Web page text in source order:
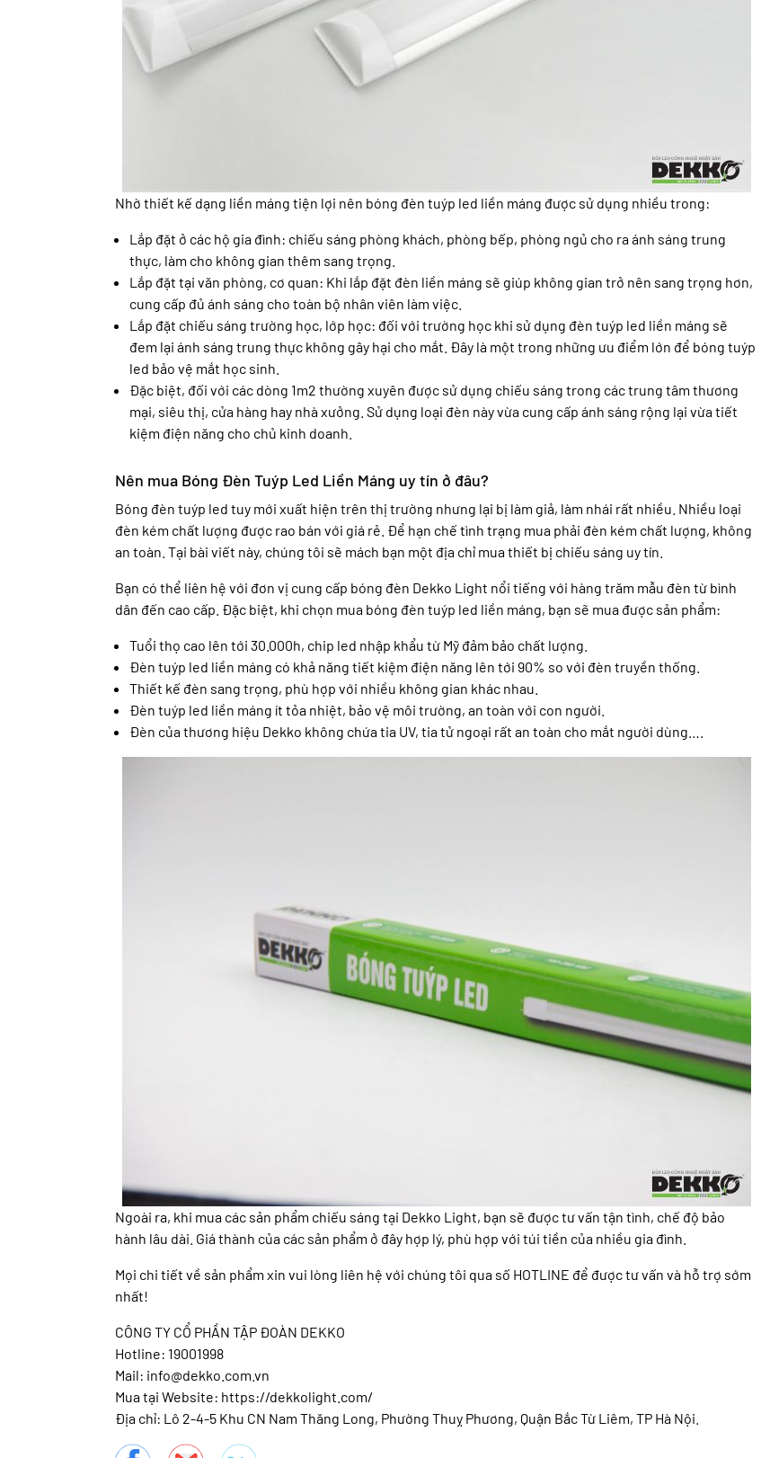
Nhờ thiết kế dạng liền máng tiện lợi nên bóng đèn tuýp led liền máng được sử dụng nhiều trong:
Lắp đặt ở các hộ gia đình: chiếu sáng phòng khách, phòng bếp, phòng ngủ cho ra ánh sáng trung
thực, làm cho không gian thêm sang trọng.
Lắp đặt tại văn phòng, cơ quan: Khi lắp đặt đèn liền máng sẽ giúp không gian trở nên sang trọng hơn,
cung cấp đủ ánh sáng cho toàn bộ nhân viên làm việc.
Lắp đặt chiếu sáng trường học, lớp học: đối với trường học khi sử dụng đèn tuýp led liền máng sẽ
đem lại ánh sáng trung thực không gây hại cho mắt. Đây là một trong những ưu điểm lớn để bóng tuýp
led bảo vệ mắt học sinh.
Đặc biệt, đối với các dòng 1m2 thường xuyên được sử dụng chiếu sáng trong các trung tâm thương
mại, siêu thị, cửa hàng hay nhà xưởng. Sử dụng loại đèn này vừa cung cấp ánh sáng rộng lại vừa tiết
kiệm điện năng cho chủ kinh doanh.
Nên mua Bóng Đèn Tuýp Led Liền Máng uy tín ở đâu?
Bóng đèn tuýp led tuy mới xuất hiện trên thị trường nhưng lại bị làm giả, làm nhái rất nhiều. Nhiều loại
đèn kém chất lượng được rao bán với giá rẻ. Để hạn chế tình trạng mua phải đèn kém chất lượng, không
an toàn. Tại bài viết này, chúng tôi sẽ mách bạn một địa chỉ mua thiết bị chiếu sáng uy tín.
Bạn có thể liên hệ với đơn vị cung cấp bóng đèn Dekko Light nổi tiếng với hàng trăm mẫu đèn từ bình
dân đến cao cấp. Đặc biệt, khi chọn mua bóng đèn tuýp led liền máng, bạn sẽ mua được sản phẩm:
Tuổi thọ cao lên tới 30.000h, chip led nhập khẩu từ Mỹ đảm bảo chất lượng.
Đèn tuýp led liền máng có khả năng tiết kiệm điện năng lên tới 90% so với đèn truyền thống.
Thiết kế đèn sang trọng, phù hợp với nhiều không gian khác nhau.
Đèn tuýp led liền máng ít tỏa nhiệt, bảo vệ môi trường, an toàn với con người.
Đèn của thương hiệu Dekko không chứa tia UV, tia tử ngoại rất an toàn cho mắt người dùng….
Ngoài ra, khi mua các sản phẩm chiếu sáng tại Dekko Light, bạn sẽ được tư vấn tận tình, chế độ bảo
hành lâu dài. Giá thành của các sản phẩm ở đây hợp lý, phù hợp với túi tiền của nhiều gia đình.
Mọi chi tiết về sản phẩm xin vui lòng liên hệ với chúng tôi qua số HOTLINE để được tư vấn và hỗ trợ sớm
nhất!
CÔNG TY CỔ PHẦN TẬP ĐOÀN DEKKO
Hotline: 19001998
Mail: info@dekko.com.vn
Mua tại Website: https://dekkolight.com/
Địa chỉ: Lô 2-4-5 Khu CN Nam Thăng Long, Phường Thuỵ Phương, Quận Bắc Từ Liêm, TP Hà Nội.